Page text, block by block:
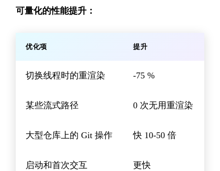
可量化的性能提升：
优化项 提升
切换线程时的重渲染 -75 %
某些流式路径 0 次无用重渲染
大型仓库上的 Git 操作 快 10-50 倍
启动和首次交互 更快